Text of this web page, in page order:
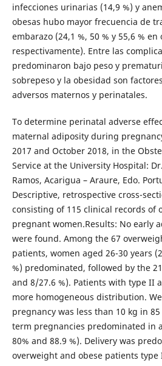
infecciones urinarias (14,9 %) y
obesas hubo mayor frecuencia de
embarazo (24,1 %, 50 % y 55,6 %
respectivamente). Entre las
predominaron bajo peso y
sobrepeso y la obesidad son
adversos maternos y perinatales.
To determine perinatal adverse
maternal adiposity during
2017 and October 2018, in the
Service at the University Hospital:
Ramos, Acarigua – Araure, Edo.
Descriptive, retrospective cross-
consisting of 115 clinical records of
pregnant women.Results: No early
were found. Among the 67
patients, women aged 26-30 years
%) predominated, followed by the
and 8/27.6 %). Patients with type II
more homogeneous distribution.
pregnancy was less than 10 kg in
term pregnancies predominated in
80% and 88.9 %). Delivery was
overweight and obese patients type